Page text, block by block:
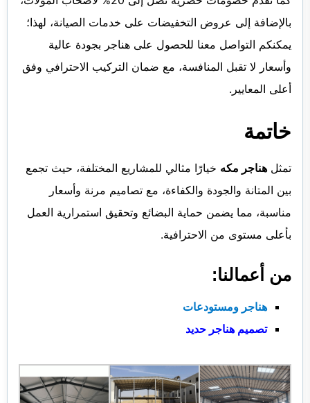
بالإضافة إلى عروض التخفيضات على خدمات الصيانة، لهذا؛
يمكنكم التواصل معنا للحصول على هناجر بجودة عالية
وأسعار لا تقبل المنافسة، مع ضمان التركيب الاحترافي وفق
أعلى المعايير.
خاتمة
تمثل هناجر مكه خيارًا مثالي للمشاريع المختلفة، حيث تجمع
بين المتانة والجودة والكفاءة، مع تصاميم مرنة وأسعار
مناسبة، مما يضمن حماية البضائع وتحقيق استمرارية العمل
بأعلى مستوى من الاحترافية.
من أعمالنا:
هناجر ومستودعات
تصميم هناجر حديد